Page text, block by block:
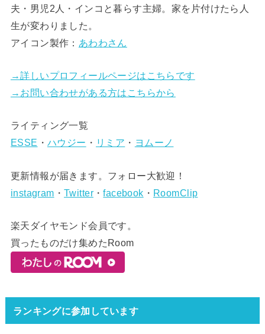
夫・男児2人・インコと暮らす主婦。家を片付けたら人
生が変わりました。
アイコン製作： あわわさん
→詳しいプロフィールページはこちらです
→お問い合わせがある方はこちらから
ライティング一覧
ESSE ・ ハウジー ・ リミア ・ ヨムーノ
更新情報が届きます。フォロー大歓迎！
instagram ・Twitter・facebook ・ RoomClip
楽天ダイヤモンド会員です。
買ったものだけ集めたRoom
ランキングに参加しています